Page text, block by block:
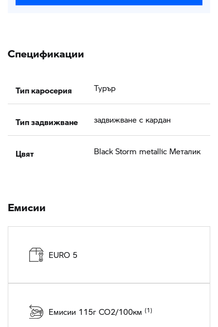
Спецификации
Тип каросерия Турър
Тип задвижване задвижване с кардан
Цвят Black Storm metallic Meталик
Eмисии
EURO 5
Емисии 115г CO2/100км